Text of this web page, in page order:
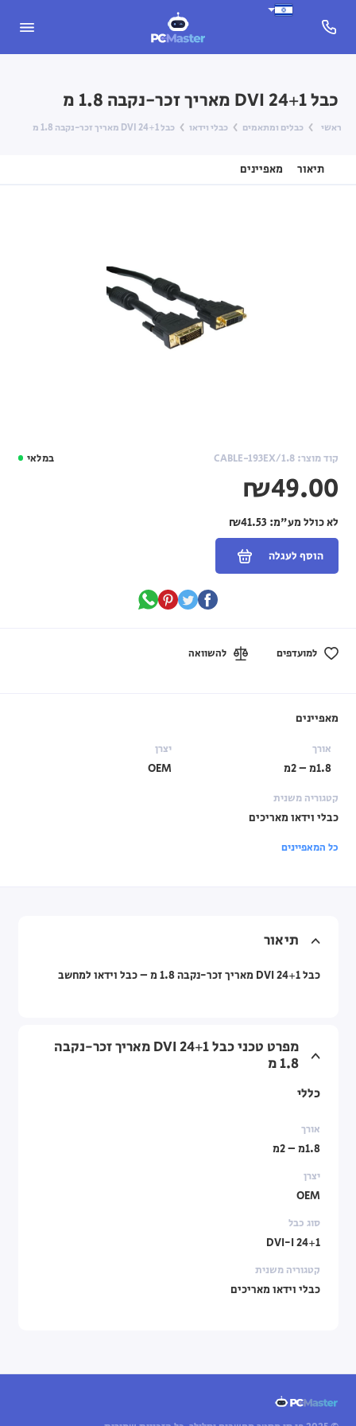
כבל 24+1 DVI מאריך זכר-נקבה 1.8 מ
ראשי כבלים ומתאמים כבלי וידאו כבל 24+1 DVI מאריך זכר-נקבה 1.8 מ
תיאור מאפיינים
במלאי קוד מוצר: CABLE-193EX/1.8
₪49.00
לא כולל מע"מ:₪41.53
הוסף לעגלה
למועדפים להשוואה
מאפיינים
אורך
1.8מ – 2מ
יצרן
OEM
קטגוריה משנית
כבלי וידאו מאריכים
כל המאפיינים
תיאור
כבל 24+1 DVI מאריך זכר-נקבה 1.8 מ – כבל וידאו למחשב
מפרט טכני כבל 24+1 DVI מאריך זכר-נקבה
1.8 מ
כללי
אורך
1.8מ – 2מ
יצרן
OEM
סוג כבל
24+1 DVI-I
קטגוריה משנית
כבלי וידאו מאריכים